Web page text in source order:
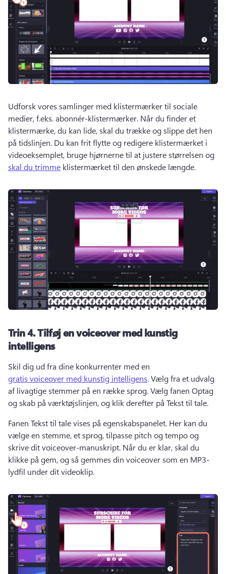
Udforsk vores samlinger med klistermærker til sociale
medier, f.eks. abonnér-klistermærker. Når du finder et
klistermærke, du kan lide, skal du trække og slippe det hen
på tidslinjen. Du kan frit flytte og redigere klistermærket i
videoeksemplet, bruge hjørnerne til at justere størrelsen og
skal du trimme klistermærket til den ønskede længde.
Trin 4.Tilføj en voiceover med kunstig
intelligens
Skil dig ud fra dine konkurrenter med en
gratis voiceover med kunstig intelligens. Vælg fra et udvalg
af livagtige stemmer på en række sprog. Vælg fanen Optag
og skab på værktøjslinjen, og klik derefter på Tekst til tale.
Fanen Tekst til tale vises på egenskabspanelet. Her kan du
vælge en stemme, et sprog, tilpasse pitch og tempo og
skrive dit voiceover-manuskript. Når du er klar, skal du
klikke på gem, og så gemmes din voiceover som en MP3-
lydfil under dit videoklip.